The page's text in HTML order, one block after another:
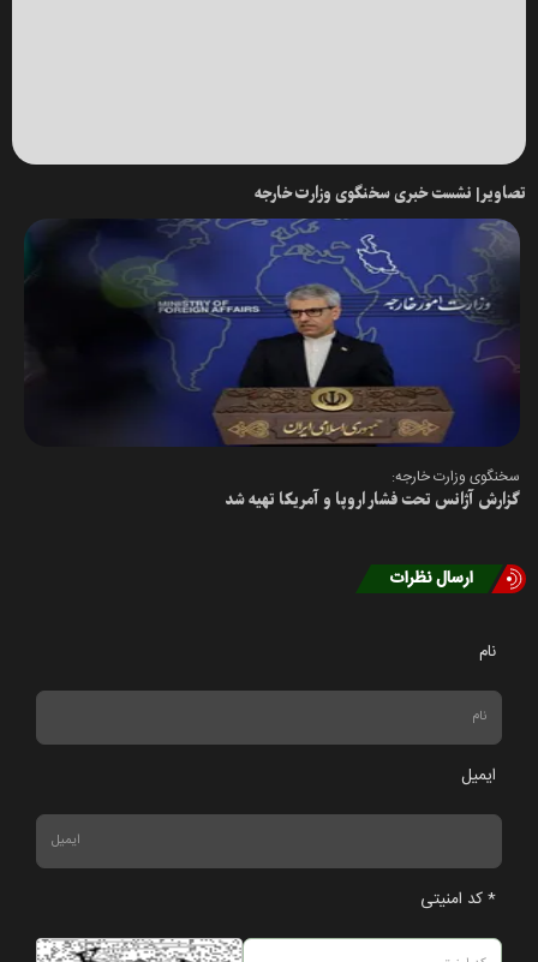
تصاویر| نشست خبری سخنگوی وزارت خارجه
سخنگوی وزارت خارجه:
گزارش آژانس تحت فشار اروپا و آمریکا تهیه شد
ارسال نظرات
نام
ایمیل
* کد امنیتی